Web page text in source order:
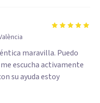
maravilla. Puedo
escucha activamente
su ayuda estoy